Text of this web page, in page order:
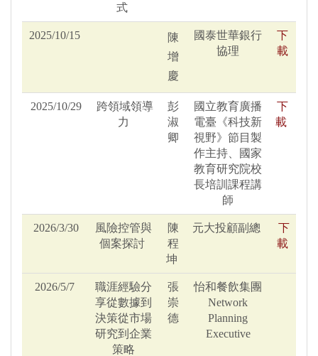
式
2025/10/15
陳
增
慶
國泰世華銀行
協理
下
載
2025/10/29
跨領域領導
力
彭
淑
卿
國立教育廣播
電臺《科技新
視野》節目製
作主持、國家
教育研究院校
長培訓課程講
師
下
載
2026/3/30
風險控管與
個案探討
陳
程
坤
元大投顧副總
下
載
2026/5/7
職涯經驗分
享從數據到
決策從市場
研究到企業
策略
張
崇
德
怡和餐飲集團
Network
Planning
Executive